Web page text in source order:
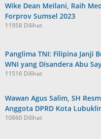
Wike Dean Meilani, Raih
Forprov Sumsel 2023
11958 Dilihat
Panglima TNI: Filipina Janji
WNI yang Disandera Abu
11516 Dilihat
Wawan Agus Salim, SH
Anggota DPRD Kota
10860 Dilihat